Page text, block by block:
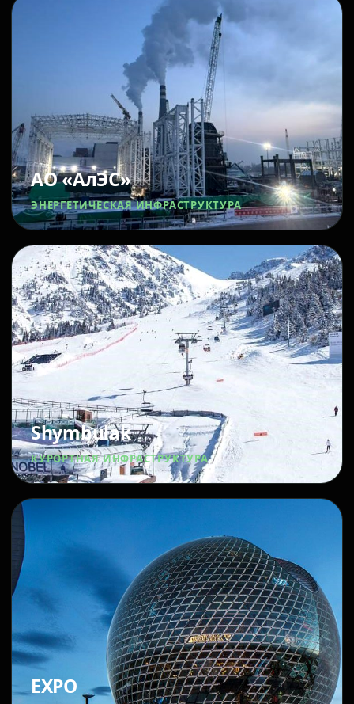
АО «АлЭС»
ЭНЕРГЕТИЧЕСКАЯ ИНФРАСТРУКТУРА
Shymbulak
КУРОРТНАЯ ИНФРАСТРУКТУРА
EXPO